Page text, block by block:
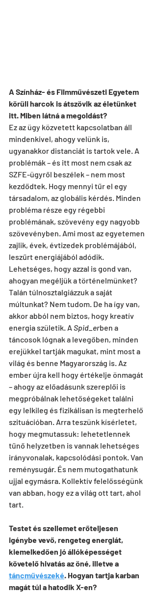
A Színház- és Filmművészeti Egyetem
körüli harcok is átszövik az életünket
itt. Miben látná a megoldást?
Ez az ügy közvetett kapcsolatban áll
mindenkivel, ahogy velünk is,
ugyanakkor distanciát is tartok vele. A
problémák – és itt most nem csak az
SZFE-ügyről beszélek – nem most
kezdődtek. Hogy mennyi tűr el egy
társadalom, az globális kérdés. Minden
probléma része egy régebbi
problémának, szövevény egy nagyobb
szövevényben. Ami most az egyetemen
zajlik, évek, évtizedek problémájából,
leszűrt energiájából adódik.
Lehetséges, hogy azzal is gond van,
ahogyan megéljük a történelmünket?
Talán túlnosztalgiázzuk a saját
múltunkat? Nem tudom. De ha így van,
akkor abból nem biztos, hogy kreatív
energia születik. A Spid_erben a
táncosok lógnak a levegőben, minden
erejükkel tartják magukat, mint most a
világ és benne Magyarország is. Az
ember újra kell hogy értékelje önmagát
– ahogy az előadásunk szereplői is
megpróbálnak lehetőségeket találni
egy lelkileg és fizikálisan is megterhelő
szituációban. Arra teszünk kísérletet,
hogy megmutassuk: lehetetlennek
tűnő helyzetben is vannak lehetséges
irányvonalak, kapcsolódási pontok. Van
reménysugár. És nem mutogathatunk
ujjal egymásra. Kollektív felelősségünk
van abban, hogy ez a világ ott tart, ahol
tart.
Testet és szellemet erőteljesen
igénybe vevő, rengeteg energiát,
kiemelkedően jó állóképességet
követelő hivatás az öné, illetve a
táncművészeké. Hogyan tartja karban
magát túl a hatodik X-en?